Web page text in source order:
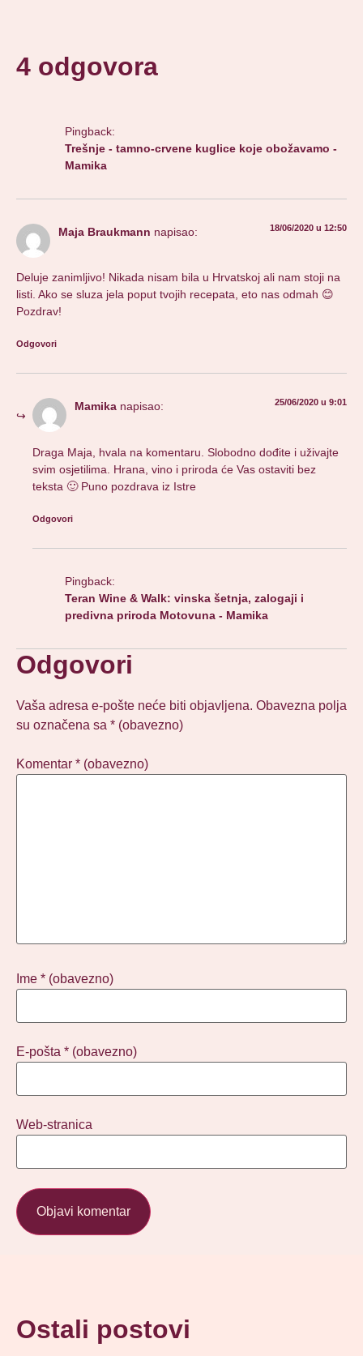
4 odgovora
Pingback:
Trešnje - tamno-crvene kuglice koje obožavamo -
Mamika
Maja Braukmann napisao: 18/06/2020 u 12:50
Deluje zanimljivo! Nikada nisam bila u Hrvatskoj ali nam stoji na
listi. Ako se sluza jela poput tvojih recepata, eto nas odmah 😊
Pozdrav!
Odgovori
Mamika napisao: 25/06/2020 u 9:01
Draga Maja, hvala na komentaru. Slobodno dođite i uživajte
svim osjetilima. Hrana, vino i priroda će Vas ostaviti bez
teksta 🙂 Puno pozdrava iz Istre
Odgovori
Pingback:
Teran Wine & Walk: vinska šetnja, zalogaji i
predivna priroda Motovuna - Mamika
Odgovori
Vaša adresa e-pošte neće biti objavljena. Obavezna polja
su označena sa * (obavezno)
Komentar * (obavezno)
Ime * (obavezno)
E-pošta * (obavezno)
Web-stranica
Ostali postovi